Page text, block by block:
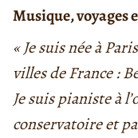
Musique, voyages
« Je suis née à
villes de France :
Je suis pianiste à
conservatoire et